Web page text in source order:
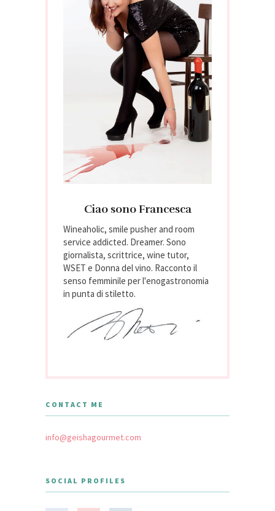
Ciao sono Francesca
Wineaholic, smile pusher and room
service addicted. Dreamer. Sono
giornalista, scrittrice, wine tutor,
WSET e Donna del vino. Racconto il
senso femminile per l'enogastronomia
in punta di stiletto.
CONTACT ME
info@geishagourmet.com
SOCIAL PROFILES